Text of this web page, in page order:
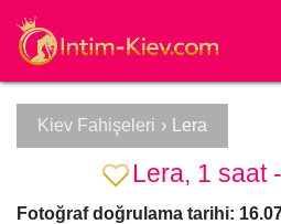
Kiev Fahişeleri › Lera
Lera, 1 saat
Fotoğraf doğrulama tarihi: